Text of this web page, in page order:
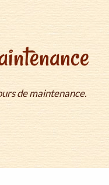
de maintenance.